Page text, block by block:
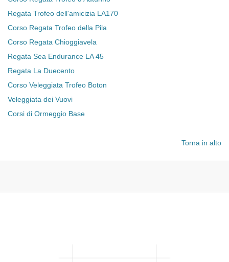
Regata Trofeo dell'amicizia LA170
Corso Regata Trofeo della Pila
Corso Regata Chioggiavela
Regata Sea Endurance LA 45
Regata La Duecento
Corso Veleggiata Trofeo Boton
Veleggiata dei Vuovi
Corsi di Ormeggio Base
Torna in alto